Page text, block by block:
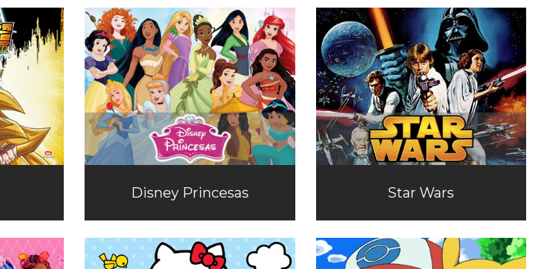
Disney Princesas Star Wars